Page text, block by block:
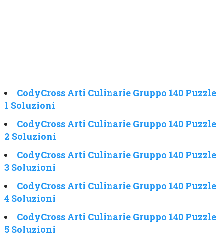
CodyCross Arti Culinarie Gruppo 140 Puzzle
1 Soluzioni
CodyCross Arti Culinarie Gruppo 140 Puzzle
2 Soluzioni
CodyCross Arti Culinarie Gruppo 140 Puzzle
3 Soluzioni
CodyCross Arti Culinarie Gruppo 140 Puzzle
4 Soluzioni
CodyCross Arti Culinarie Gruppo 140 Puzzle
5 Soluzioni